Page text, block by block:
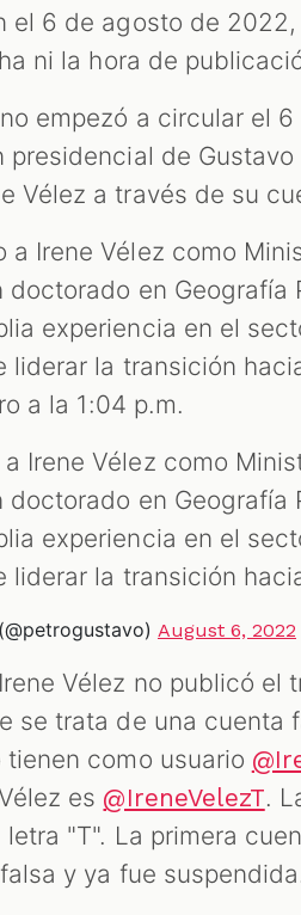
el 6 de agosto de
ni la hora de
empezó a circular el
presidencial de
Vélez a través de su
a Irene Vélez como
doctorado en Geografía
experiencia en el
liderar la transición
a la 1:04 p.m.
Irene Vélez como
doctorado en Geografía
experiencia en el
liderar la transición
August 6, 2022
Vélez no publicó el
se trata de una cuenta
como usuario
es @IreneVelezT.
"T". La primera
y ya fue